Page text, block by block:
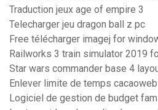
Traduction jeux age of empire 3
Telecharger jeu dragon ball z pc
Free télécharger imagej for
Railworks 3 train simulator 2019
Star wars commander base 4
Enlever limite de temps
Logiciel de gestion de budget